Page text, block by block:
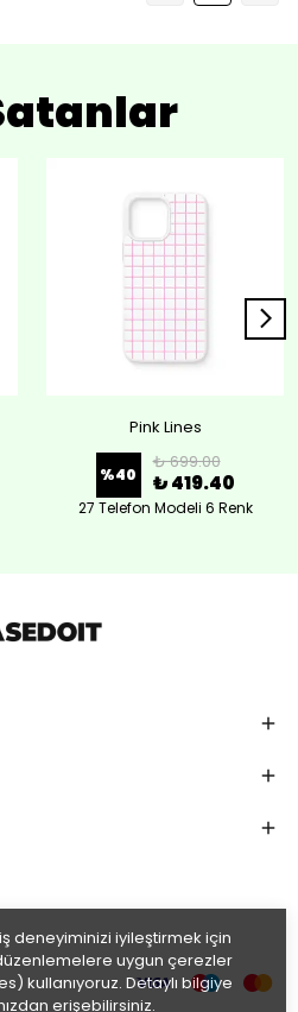
deneyiminizi iyileştirmek için
uygun çerezler
kullanıyoruz. Detaylı bilgiye
erişebilirsiniz.
Pink Lines
%40
₺ 699.00
₺ 419.40
27 Telefon Modeli 6 Renk